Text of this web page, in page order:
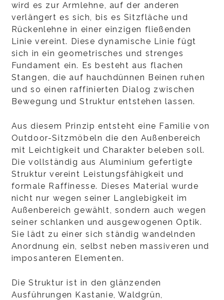
wird es zur Armlehne, auf der anderen
verlängert es sich, bis es Sitzfläche und
Rückenlehne in einer einzigen fließenden
Linie vereint. Diese dynamische Linie fügt
sich in ein geometrisches und strenges
Fundament ein. Es besteht aus flachen
Stangen, die auf hauchdünnen Beinen ruhen
und so einen raffinierten Dialog zwischen
Bewegung und Struktur entstehen lassen.
Aus diesem Prinzip entsteht eine Familie von
Outdoor-Sitzmöbeln die den Außenbereich
mit Leichtigkeit und Charakter beleben soll.
Die vollständig aus Aluminium gefertigte
Struktur vereint Leistungsfähigkeit und
formale Raffinesse. Dieses Material wurde
nicht nur wegen seiner Langlebigkeit im
Außenbereich gewählt, sondern auch wegen
seiner schlanken und ausgewogenen Optik.
Sie lädt zu einer sich ständig wandelnden
Anordnung ein, selbst neben massiveren und
imposanteren Elementen.
Die Struktur ist in den glänzenden
Ausführungen Kastanie, Waldgrün,